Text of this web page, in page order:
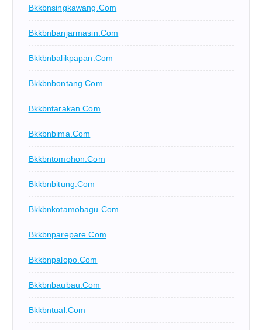
Bkkbnsingkawang.com
Bkkbnbanjarmasin.com
Bkkbnbalikpapan.com
Bkkbnbontang.com
Bkkbntarakan.com
Bkkbnbima.com
Bkkbntomohon.com
Bkkbnbitung.com
Bkkbnkotamobagu.com
Bkkbnparepare.com
Bkkbnpalopo.com
Bkkbnbaubau.com
Bkkbntual.com